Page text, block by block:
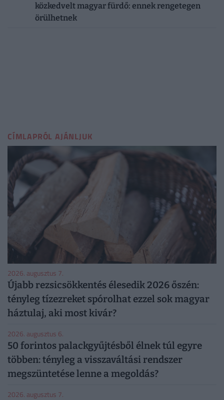
közkedvelt magyar fürdő: ennek rengetegen
örülhetnek
CÍMLAPRÓL AJÁNLJUK
2026. augusztus 7.
Újabb rezsicsökkentés élesedik 2026 őszén:
tényleg tízezreket spórolhat ezzel sok magyar
háztulaj, aki most kivár?
2026. augusztus 6.
50 forintos palackgyűjtésből élnek túl egyre
többen: tényleg a visszaváltási rendszer
megszüntetése lenne a megoldás?
2026. augusztus 7.